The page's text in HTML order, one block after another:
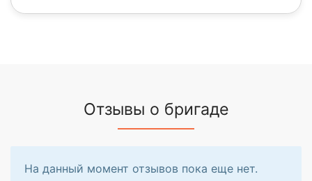
Отзывы о бригаде
На данный момент отзывов пока еще нет.